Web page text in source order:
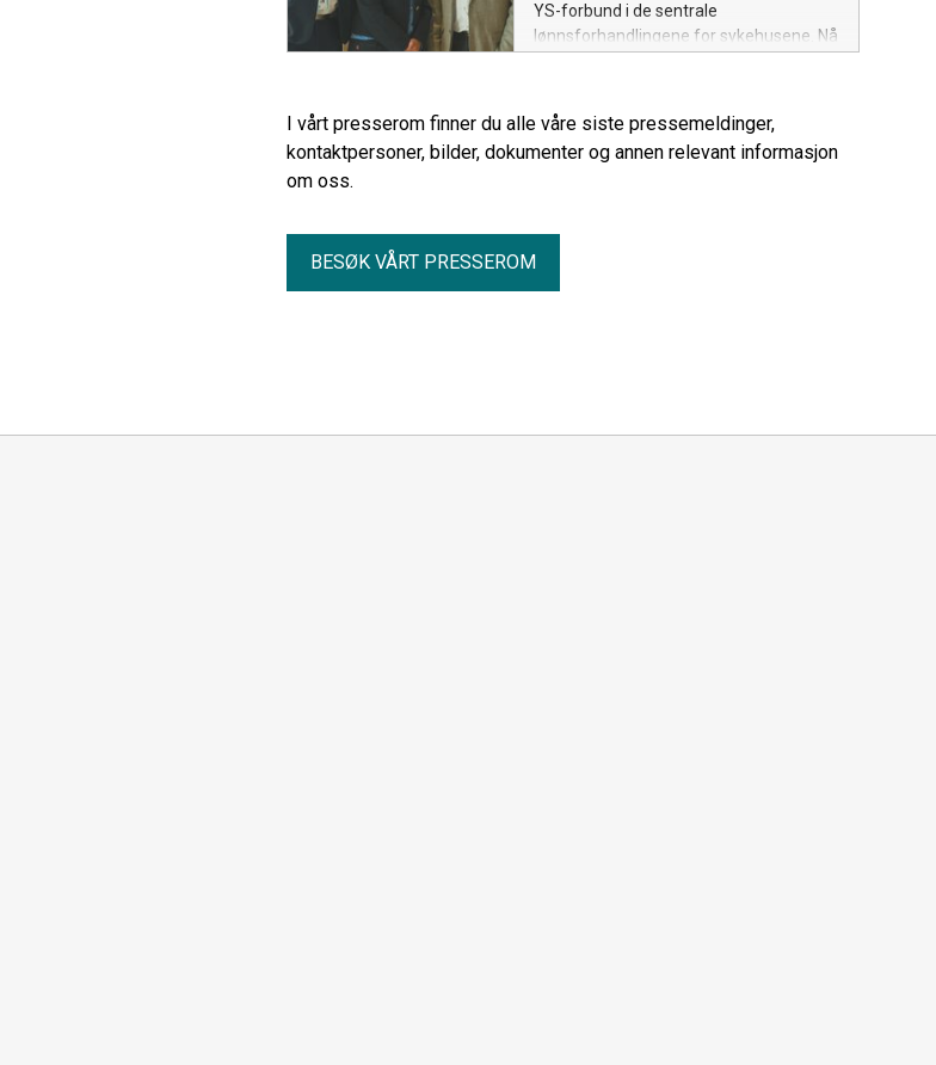
YS-forbund i de sentrale
lønnsforhandlingene for sykehusene. Nå
Anne-Kari Bratten.
I vårt presserom finner du alle våre siste pressemeldinger,
kontaktpersoner, bilder, dokumenter og annen relevant informasjon
om oss.
BESØK VÅRT PRESSEROM